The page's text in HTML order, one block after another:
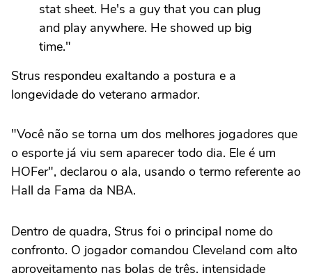
stat sheet. He's a guy that you can plug
and play anywhere. He showed up big
time."
Max Strus on Harden:
"You don't become one of the best players
the game has ever seen without showing
up everyday. He's a HOFer."
pic.twitter.com/JoP4CP8XVz
Strus respondeu exaltando a postura e a
longevidade do veterano armador.
"Você não se torna um dos melhores jogadores que
o esporte já viu sem aparecer todo dia. Ele é um
HOFer", declarou o ala, usando o termo referente ao
Hall da Fama da NBA.
Dentro de quadra, Strus foi o principal nome do
confronto. O jogador comandou Cleveland com alto
aproveitamento nas bolas de três, intensidade